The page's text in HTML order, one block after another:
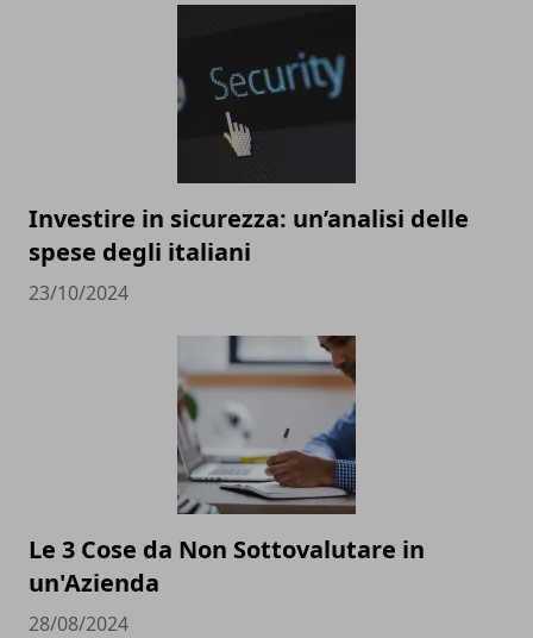
Investire in sicurezza: un’analisi delle
spese degli italiani
23/10/2024
Le 3 Cose da Non Sottovalutare in
un'Azienda
28/08/2024